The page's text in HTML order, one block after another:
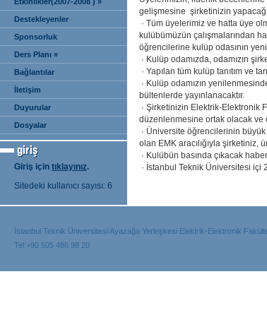
Destekleyenler
Sponsorluk
Ders Planı »
Bağlantılar
İletişim
Duyurular
Dosyalar
Giriş için tıklayınız.
Sitedeki kullanıcı sayısı: 6
gelişmesine şirketinizin
· Tüm üyelerimiz ve hatta üye
kulübümüzün çalışmalarından
öğrencilerine kulüp odasının
· Kulüp odamızda, odamızın
· Yapılan tüm kulüp tanıtım ve
· Kulüp odamızın
bültenlerde yayınlanacaktır.
· Şirketinizin Elektrik-Elektronik
düzenlenmesine ortak olacak ve
· Üniversite öğrencilerinin
olan EMK aracılığıyla şirketiniz,
· Kulübün basında çıkacak
· İstanbul Teknik Üniversitesi içi
İstanbul Teknik Üniversitesi Ayazağa Yerleşkesi Elektrik-Elektronik
Tel:+90 505 486 98 20